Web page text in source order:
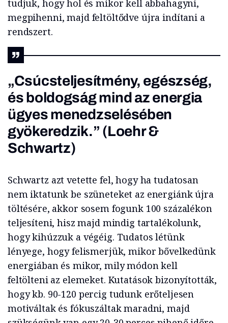
tudjuk, hogy hol és mikor kell abbahagyni,
megpihenni, majd feltöltődve újra indítani a
rendszert.
„Csúcsteljesítmény, egészség,
és boldogság mind az energia
ügyes menedzselésében
gyökeredzik.” (Loehr &
Schwartz)
Schwartz azt vetette fel, hogy ha tudatosan
nem iktatunk be szüneteket az energiánk újra
töltésére, akkor sosem fogunk 100 százalékon
teljesíteni, hisz majd mindig tartalékolunk,
hogy kihúzzuk a végéig. Tudatos létünk
lényege, hogy felismerjük, mikor bővelkedünk
energiában és mikor, mily módon kell
feltölteni az elemeket. Kutatások bizonyították,
hogy kb. 90-120 percig tudunk erőteljesen
motiváltak és fókuszáltak maradni, majd